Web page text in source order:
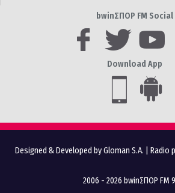
bwinΣΠΟΡ FM Social
Download App
Designed & Developed by Gloman S.A. Radio
2006 - 2026 bwinΣΠΟΡ FM